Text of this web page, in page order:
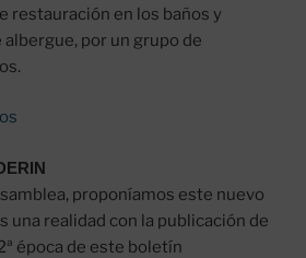
restauración en los baños y
por un grupo de
proponíamos este nuevo
una realidad con la publicación de
época de este boletín